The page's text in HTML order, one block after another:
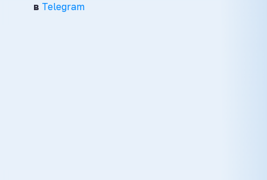
в Telegram